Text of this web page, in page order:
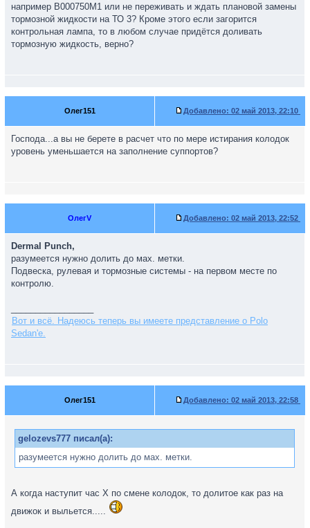
например B000750M1 или не переживать и ждать плановой замены
тормозной жидкости на ТО 3? Кроме этого если загорится
контрольная лампа, то в любом случае придётся доливать
тормозную жидкость, верно?
Олег151 Добавлено: 02 май 2013, 22:10
Господа...а вы не берете в расчет что по мере истирания колодок
уровень уменьшается на заполнение суппортов?
ОлегV Добавлено: 02 май 2013, 22:52
Dermal Punch,
разумеется нужно долить до мах. метки.
Подвеска, рулевая и тормозные системы - на первом месте по
контролю.
Вот и всё. Надеюсь теперь вы имеете представление о Polo
Sedan'е.
Олег151 Добавлено: 02 май 2013, 22:58
gelozevs777 писал(а):
разумеется нужно долить до мах. метки.
А когда наступит час Х по смене колодок, то долитое как раз на
движок и выльется.....